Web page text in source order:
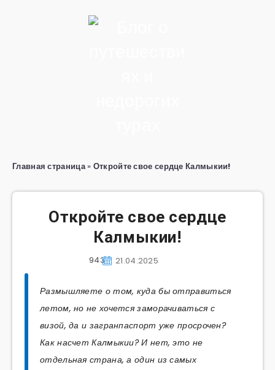
Главная страница» Откройте свое сердце Калмыкии!
Откройте свое сердце
Калмыкии!
21.04.2025
943
Размышляете о том, куда бы отправиться
летом, но не хочется заморачиваться с
визой, да и загранпаспорт уже просрочен?
Как насчет Калмыкии? И нет, это не
отдельная страна, а один из самых